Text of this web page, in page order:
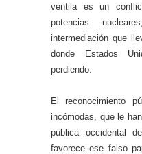
ventila es un
potencias
intermediación que
donde Estados
perdiendo.
El reconocimiento
incómodas, que le
pública occidental
favorece ese falso